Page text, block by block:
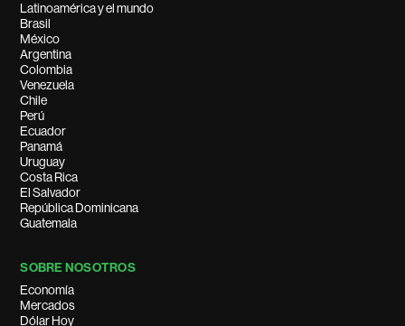
Latinoamérica y el mundo
Brasil
México
Argentina
Colombia
Venezuela
Chile
Perú
Ecuador
Panamá
Uruguay
Costa Rica
El Salvador
República Dominicana
Guatemala
SOBRE NOSOTROS
Economía
Mercados
Dólar Hoy